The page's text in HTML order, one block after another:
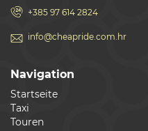
+385 97 614 2824
info@cheapride.com.hr
Navigation
Startseite
Taxi
Touren